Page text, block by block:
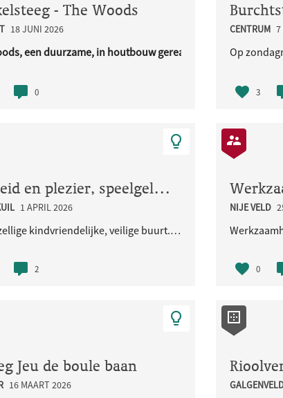
- The Woods
18 JUNI 2026
een duurzame, in houtbouw gerealiseerde buurt
0
Vrijheid en plezier, speelgelegenheid voor de kinderen en iedereen
1 APRIL 2026
Een gezellige kindvriendelijke, veilige buurt. Met veel groen en natuurlijke speelaangelegenheden...
2
Jeu de boule baan
16 MAART 2026
CENTRUM 7
Op
3
NIJE VELD
0